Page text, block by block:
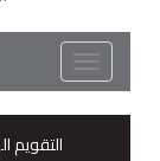
Toggle
navigation
التقويم